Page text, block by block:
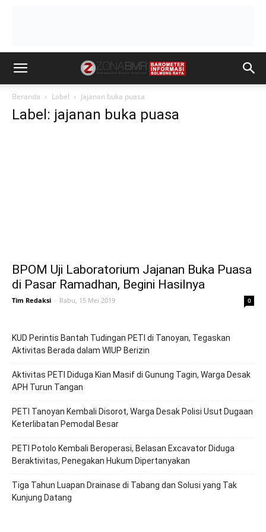
Beranda Label Jajanan buka puasa
Label: jajanan buka puasa
BPOM Uji Laboratorium Jajanan Buka Puasa
di Pasar Ramadhan, Begini Hasilnya
Tim Redaksi - Rabu, 15 Mei 2019 0
KUD Perintis Bantah Tudingan PETI di Tanoyan, Tegaskan
Aktivitas Berada dalam WIUP Berizin
Aktivitas PETI Diduga Kian Masif di Gunung Tagin, Warga Desak
APH Turun Tangan
PETI Tanoyan Kembali Disorot, Warga Desak Polisi Usut Dugaan
Keterlibatan Pemodal Besar
PETI Potolo Kembali Beroperasi, Belasan Excavator Diduga
Beraktivitas, Penegakan Hukum Dipertanyakan
Tiga Tahun Luapan Drainase di Tabang dan Solusi yang Tak
Kunjung Datang